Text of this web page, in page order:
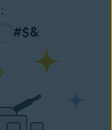
:
#$&